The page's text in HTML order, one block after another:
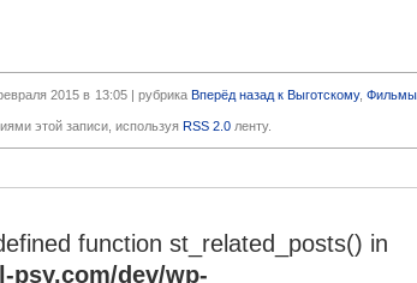
2015 в 13:05 | рубрика Вперёд назад к Выготскому,
этой записи, используя RSS 2.0 ленту.
function st_related_posts() in
psy.com/dev/wp-